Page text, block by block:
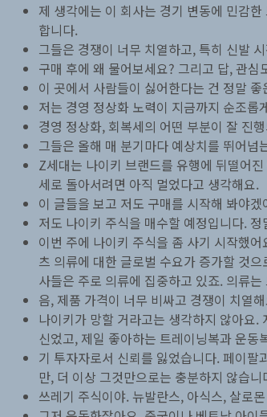
제 생각에는 이 회사는 경기 변동에 민감
합니다.
그들은 경쟁이 너무 치열하고, 특히 신발
구매 후에 왜 물어보세요? 그리고 답, 관
이 곳에서 사람들이 싫어한다는 건 정말
저는 경영 정상화 노력이 지금까지 순조
경영 정상화, 회복세의 어떤 부분이 잘 진
그들은 올해 매 분기마다 예상치를 뛰어
Z세대는 나이키 브랜드를 유행에 뒤떨어
세로 돌아서려면 아직 멀었다고 생각해요.
이 글들을 보고 저도 구매를 시작해 봐야겠
저도 나이키 주식을 매수할 예정입니다.
이번 주에 나이키 주식을 좀 사기 시작했
츠 의류에 대한 글로벌 수요가 증가할 것
사들은 주로 의류에 집중하고 있죠. 의류
음, 제품 가격이 너무 비싸고 경쟁이 치열
나이키가 망할 거라고는 생각하지 않아요
신었고, 제일 좋아하는 트레이닝복과 운
기 투자자로서 신뢰를 잃었습니다. 페이
만, 더 이상 그것만으로는 충분하지 않습
쓰레기 주식이야. 뉴발란스, 아식스, 살로